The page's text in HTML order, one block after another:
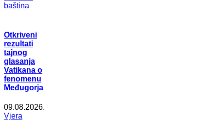
baština
Otkriveni
rezultati
tajnog
glasanja
Vatikana o
fenomenu
Međugorja
09.08.2026.
Vjera